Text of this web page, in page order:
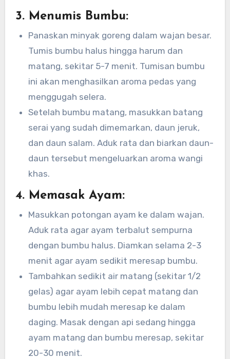
3. Menumis Bumbu:
Panaskan minyak goreng dalam wajan besar.
Tumis bumbu halus hingga harum dan
matang, sekitar 5-7 menit. Tumisan bumbu
ini akan menghasilkan aroma pedas yang
menggugah selera.
Setelah bumbu matang, masukkan batang
serai yang sudah dimemarkan, daun jeruk,
dan daun salam. Aduk rata dan biarkan daun-
daun tersebut mengeluarkan aroma wangi
khas.
4. Memasak Ayam:
Masukkan potongan ayam ke dalam wajan.
Aduk rata agar ayam terbalut sempurna
dengan bumbu halus. Diamkan selama 2-3
menit agar ayam sedikit meresap bumbu.
Tambahkan sedikit air matang (sekitar 1/2
gelas) agar ayam lebih cepat matang dan
bumbu lebih mudah meresap ke dalam
daging. Masak dengan api sedang hingga
ayam matang dan bumbu meresap, sekitar
20-30 menit.